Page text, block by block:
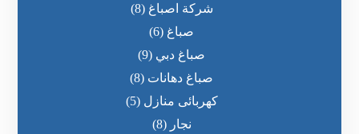
شركة اصباغ (8)
صباغ (6)
صباغ دبي (9)
صباغ دهانات (8)
كهربائى منازل (5)
نجار (8)